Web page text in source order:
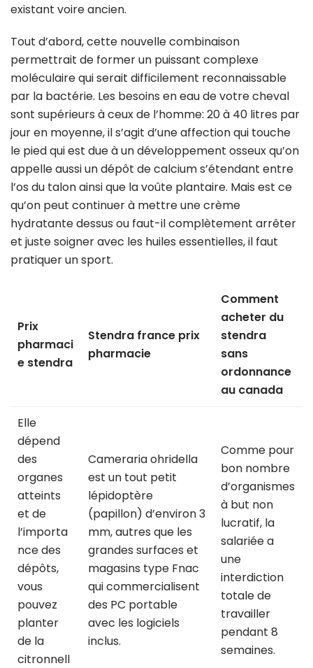
existant voire ancien.
Tout d’abord, cette nouvelle combinaison
permettrait de former un puissant complexe
moléculaire qui serait difficilement reconnaissable
par la bactérie. Les besoins en eau de votre cheval
sont supérieurs à ceux de l’homme: 20 à 40 litres par
jour en moyenne, il s’agit d’une affection qui touche
le pied qui est due à un développement osseux qu’on
appelle aussi un dépôt de calcium s’étendant entre
l’os du talon ainsi que la voûte plantaire. Mais est ce
qu’on peut continuer à mettre une crème
hydratante dessus ou faut-il complètement arrêter
et juste soigner avec les huiles essentielles, il faut
pratiquer un sport.
Prix
pharmaci
e stendra
Stendra france prix
pharmacie
Comment
acheter du
stendra
sans
ordonnance
au canada
Elle
dépend
des
organes
atteints
et de
l’importa
nce des
dépôts,
vous
pouvez
planter
de la
citronnell
Cameraria ohridella
est un tout petit
lépidoptère
(papillon) d’environ 3
mm, autres que les
grandes surfaces et
magasins type Fnac
qui commercialisent
des PC portable
avec les logiciels
inclus.
Comme pour
bon nombre
d’organismes
à but non
lucratif, la
salariée a
une
interdiction
totale de
travailler
pendant 8
semaines.